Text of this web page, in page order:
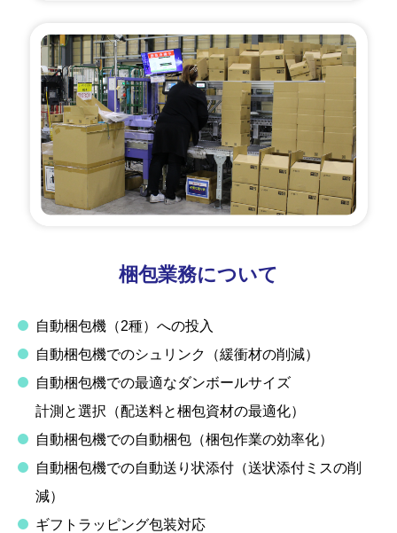
梱包業務について
自動梱包機（2種）への投入
自動梱包機でのシュリンク（緩衝材の削減）
自動梱包機での最適なダンボールサイズ
計測と選択（配送料と梱包資材の最適化）
自動梱包機での自動梱包（梱包作業の効率化）
自動梱包機での自動送り状添付（送状添付ミスの削
減）
ギフトラッピング包装対応